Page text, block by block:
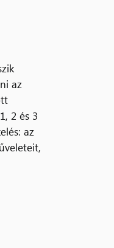
az
2 és 3
az